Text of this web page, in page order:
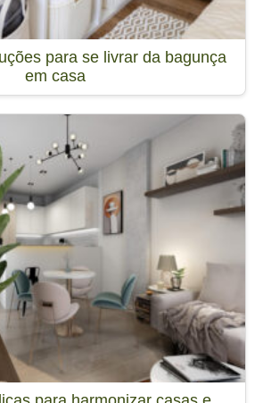
para se livrar da bagunça
em casa